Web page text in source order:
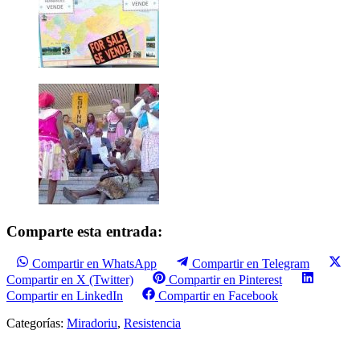
Comparte esta entrada:
Compartir en WhatsApp
Compartir en Telegram
Compartir en X (Twitter)
Compartir en Pinterest
Compartir en LinkedIn
Compartir en Facebook
Categorías: Miradoriu, Resistencia